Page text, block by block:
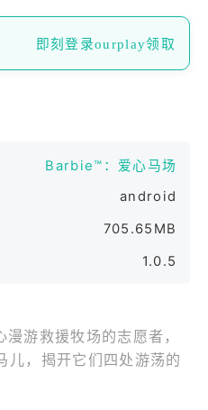
即刻登录ourplay领取
Barbie™：爱心马场
android
705.65MB
1.0.5
游救援牧场的志愿者，
儿，揭开它们四处游荡的